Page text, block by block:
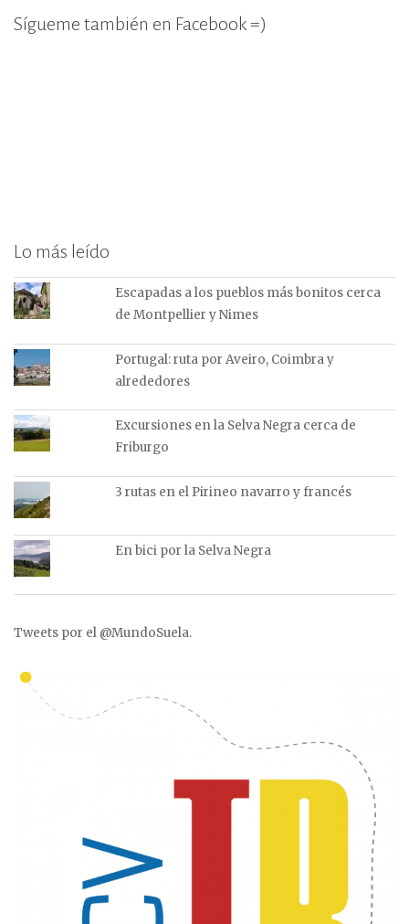
Sígueme también en Facebook =)
Lo más leído
Escapadas a los pueblos más bonitos cerca
de Montpellier y Nimes
Portugal: ruta por Aveiro, Coimbra y
alrededores
Excursiones en la Selva Negra cerca de
Friburgo
3 rutas en el Pirineo navarro y francés
En bici por la Selva Negra
Tweets por el @MundoSuela.